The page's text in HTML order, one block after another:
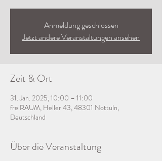
Anmeldung geschlossen
Jetzt andere Veranstaltungen ansehen
Zeit & Ort
31. Jan. 2025, 10:00 – 11:00
freiRAUM, Heller 43, 48301 Nottuln,
Deutschland
Über die Veranstaltung